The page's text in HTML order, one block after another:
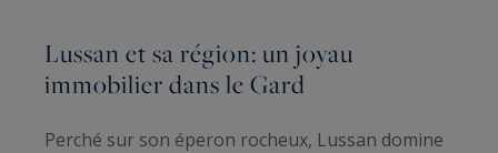
Lussan et sa région: un joyau
immobilier dans le Gard
Perché sur son éperon rocheux, Lussan domine